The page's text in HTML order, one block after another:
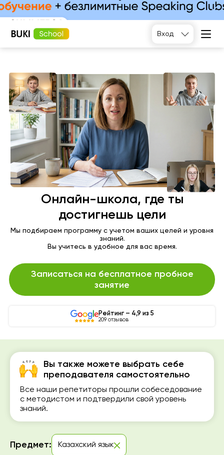
Вход
Вы также можете выбрать себе
преподавателя самостоятельно
Все наши репетиторы прошли собеседование
с методистом и подтвердили свой уровень
знаний.
Предмет: Казахский язык
Онлайн-школа, где ты
достигнешь цели
Мы подбираем программу с учетом ваших целей и уровня
знаний.
Вы учитесь в удобное для вас время.
Записаться на бесплатное пробное
занятие
Рейтинг – 4,9 из 5
209 отзывов